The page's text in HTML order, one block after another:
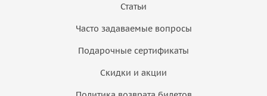
Статьи
Часто задаваемые вопросы
Подарочные сертификаты
Скидки и акции